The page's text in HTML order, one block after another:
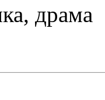
драма